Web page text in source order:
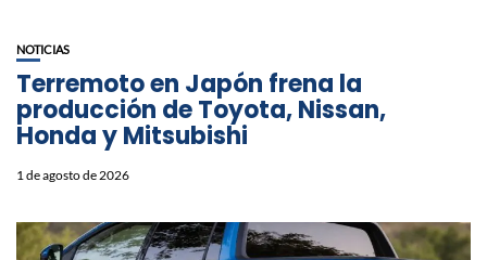
NOTICIAS
Terremoto en Japón frena la
producción de Toyota, Nissan,
Honda y Mitsubishi
1 de agosto de 2026